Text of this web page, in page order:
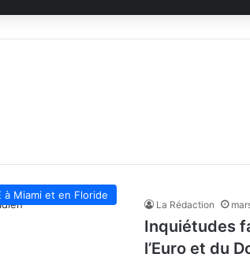
à Miami et en Floride
La Rédaction
Inquiétudes
l’Euro et du